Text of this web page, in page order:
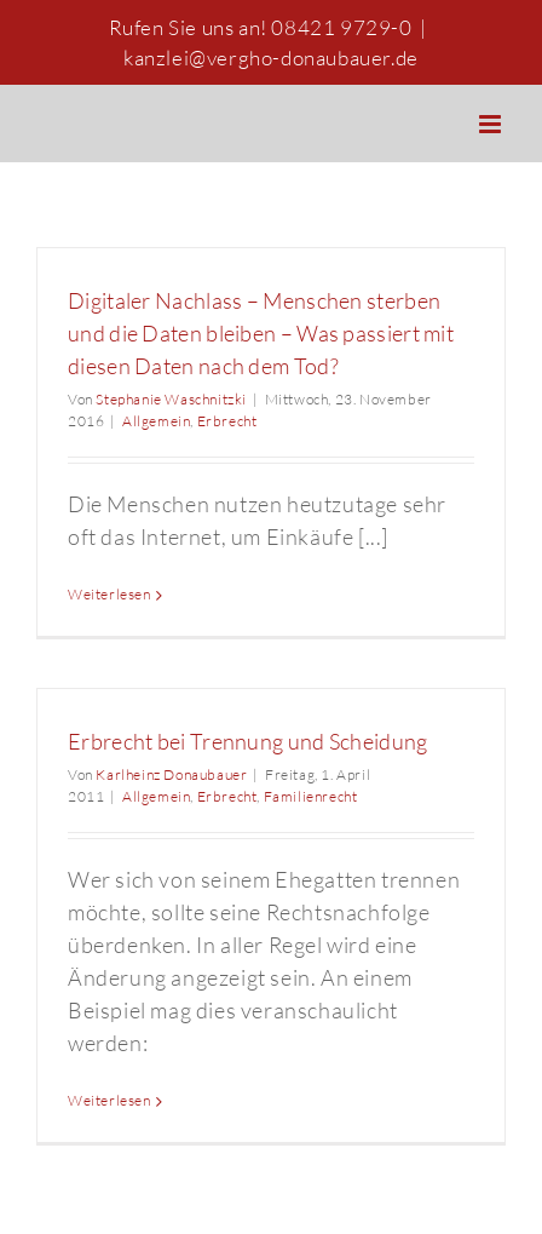
springen
Rufen Sie uns an! 08421 9729-0 |
kanzlei@vergho-donaubauer.de
Digitaler Nachlass – Menschen sterben
und die Daten bleiben – Was passiert mit
diesen Daten nach dem Tod?
VonStephanie Waschnitzki | Mittwoch, 23. November
2016 | Allgemein, Erbrecht
Die Menschen nutzen heutzutage sehr
oft das Internet, um Einkäufe [...]
Weiterlesen
Erbrecht bei Trennung und Scheidung
Von Karlheinz Donaubauer | Freitag, 1. April
2011 | Allgemein, Erbrecht, Familienrecht
Wer sich von seinem Ehegatten trennen
möchte, sollte seine Rechtsnachfolge
überdenken. In aller Regel wird eine
Änderung angezeigt sein. An einem
Beispiel mag dies veranschaulicht
werden:
Weiterlesen